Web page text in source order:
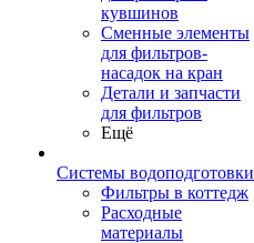
кувшинов
Сменные элементы
для фильтров-
насадок на кран
Детали и запчасти
для фильтров
Ещё
Системы водоподготовки
Фильтры в коттедж
Расходные
материалы